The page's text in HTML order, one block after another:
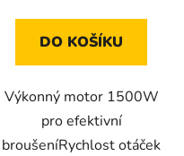
DO KOŠÍKU
Výkonný motor 1500W
pro efektivní
broušeníRychlost otáček